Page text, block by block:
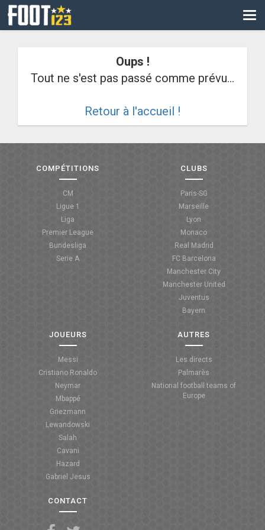
CM
COUPE DE FRANCE
COUPE DE LA LIGUE
Oups !
Tout ne s'est pas passé comme prévu...
Retour à l'accueil !
COMPÉTITIONS
CM
Ligue 1
Liga
Premier League
Bundesliga
Serie A
CLUBS
Paris-SG
Marseille
Lyon
Monaco
Real Madrid
FC Barcelona
Manchester City
Manchester United
Juventus
Bayern
JOUEURS
Messi
Cristiano Ronaldo
Neymar
Mbappé
Griezmann
Lewandowski
Salah
Cavani
Hazard
Gabriel Jesus
AUTRES
Les directs
Palmarès
National football teams of
Europe
CONTACT